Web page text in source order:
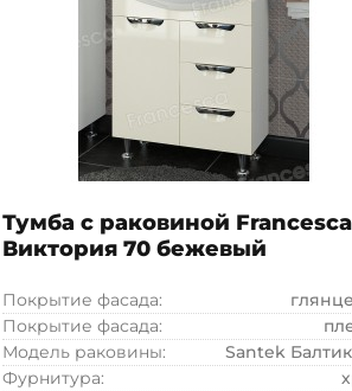
Тумба с раковиной Francesca
Виктория 70 бежевый
Покрытие фасада:
Покрытие фасада:
Модель раковины:
Santek
Фурнитура: